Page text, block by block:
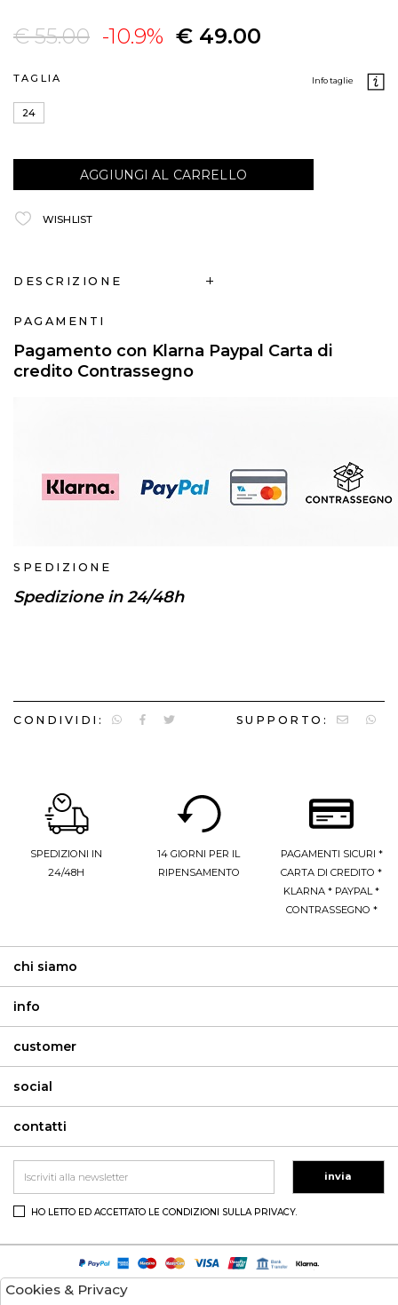
€ 55.00 -10.9% € 49.00
TAGLIA info taglie
24
AGGIUNGI AL CARRELLO
WISHLIST
DESCRIZIONE
PAGAMENTI
Pagamento con Klarna Paypal Carta di
credito Contrassegno
SPEDIZIONE
Spedizione in 24/48h
CONDIVIDI: SUPPORTO:
SPEDIZIONI IN
24/48H
14 GIORNI PER IL
RIPENSAMENTO
PAGAMENTI SICURI *
CARTA DI CREDITO *
KLARNA * PAYPAL *
CONTRASSEGNO *
chi siamo
info
customer
social
contatti
HO LETTO ED ACCETTATO LE CONDIZIONI SULLA PRIVACY.
invia
Cookies & Privacy